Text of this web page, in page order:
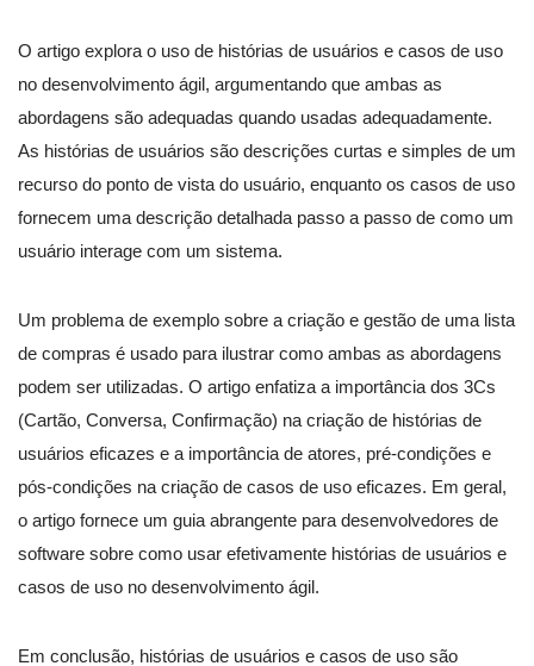
O artigo explora o uso de histórias de usuários e casos de uso
no desenvolvimento ágil, argumentando que ambas as
abordagens são adequadas quando usadas adequadamente.
As histórias de usuários são descrições curtas e simples de um
recurso do ponto de vista do usuário, enquanto os casos de uso
fornecem uma descrição detalhada passo a passo de como um
usuário interage com um sistema.
Um problema de exemplo sobre a criação e gestão de uma lista
de compras é usado para ilustrar como ambas as abordagens
podem ser utilizadas. O artigo enfatiza a importância dos 3Cs
(Cartão, Conversa, Confirmação) na criação de histórias de
usuários eficazes e a importância de atores, pré-condições e
pós-condições na criação de casos de uso eficazes. Em geral,
o artigo fornece um guia abrangente para desenvolvedores de
software sobre como usar efetivamente histórias de usuários e
casos de uso no desenvolvimento ágil.
Em conclusão, histórias de usuários e casos de uso são